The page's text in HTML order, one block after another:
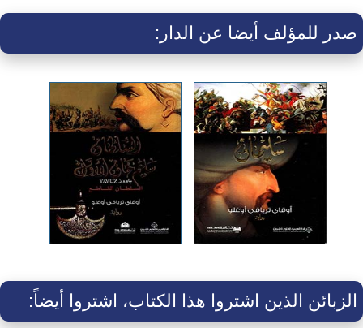
صدر للمؤلف أيضا عن الدار:
الزبائن الذين اشتروا هذا الكتاب، اشتروا أيضاً: